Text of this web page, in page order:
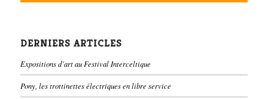
DERNIERS ARTICLES
Expositions d’art au Festival Interceltique
Pony, les trottinettes électriques en libre service